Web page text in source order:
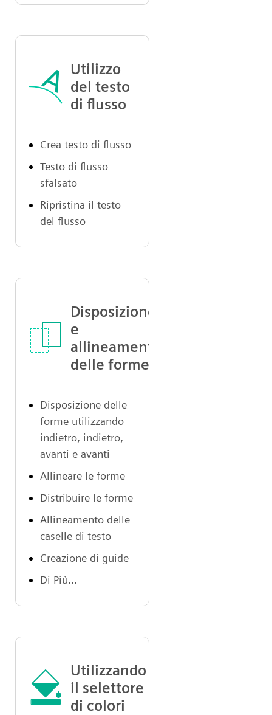
Utilizzo
del testo
di flusso
Crea testo di flusso
Testo di flusso
sfalsato
Ripristina il testo
del flusso
Disposizione
e
allineamento
delle forme
Disposizione delle
forme utilizzando
indietro, indietro,
avanti e avanti
Allineare le forme
Distribuire le forme
Allineamento delle
caselle di testo
Creazione di guide
Di Più...
Utilizzando
il selettore
di colori